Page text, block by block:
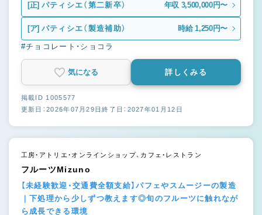
[正] パティシエ（第二新卒） 年収 3,500,000円〜
[ア] パティシエ（製造補助） 時給 1,250円〜
#チョコレート・ショコラ
気になる 詳しくみる
掲載ID 1005577
更新日：2026年07月29日終了日：2027年01月12日
工房・アトリエ・オンラインショップ、カフェ・レストラン
フルーツMizuno
【未経験歓迎・交通費全額支給】パフェやスムージーの製造
｜下処理から少しずつ教えます◎旬のフルーツに触れなが
ら成長できる環境